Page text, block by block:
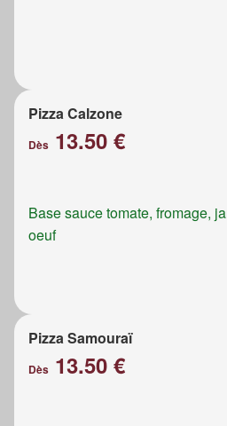
Pizza Calzone
Dès 13.50 €
Base sauce tomate, fromage,
oeuf
Pizza Samouraï
Dès 13.50 €